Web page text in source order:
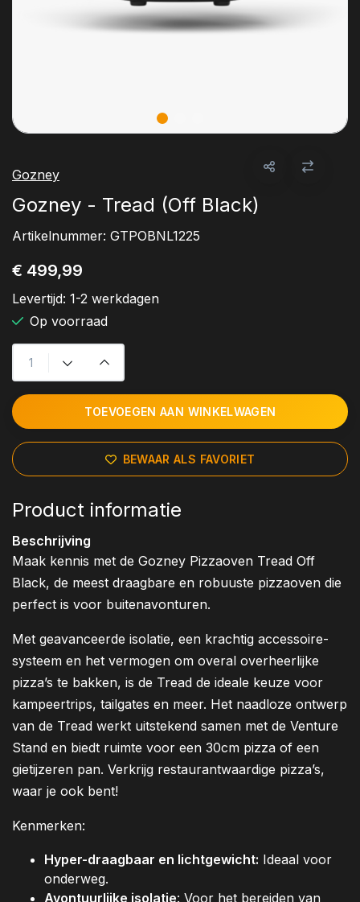
Gozney
Gozney - Tread (Off Black)
Artikelnummer: GTPOBNL1225
€ 499,99
Levertijd: 1-2 werkdagen
Op voorraad
TOEVOEGEN AAN WINKELWAGEN
BEWAAR ALS FAVORIET
Product informatie
Beschrijving
Maak kennis met de Gozney Pizzaoven Tread Off
Black, de meest draagbare en robuuste pizzaoven die
perfect is voor buitenavonturen.
Met geavanceerde isolatie, een krachtig accessoire-
systeem en het vermogen om overal overheerlijke
pizza’s te bakken, is de Tread de ideale keuze voor
kampeertrips, tailgates en meer. Het naadloze ontwerp
van de Tread werkt uitstekend samen met de Venture
Stand en biedt ruimte voor een 30cm pizza of een
gietijzeren pan. Verkrijg restaurantwaardige pizza’s,
waar je ook bent!
Kenmerken:
Hyper-draagbaar en lichtgewicht: Ideaal voor
onderweg.
Avontuurlijke isolatie: Voor het bereiden van